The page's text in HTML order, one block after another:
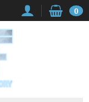
0